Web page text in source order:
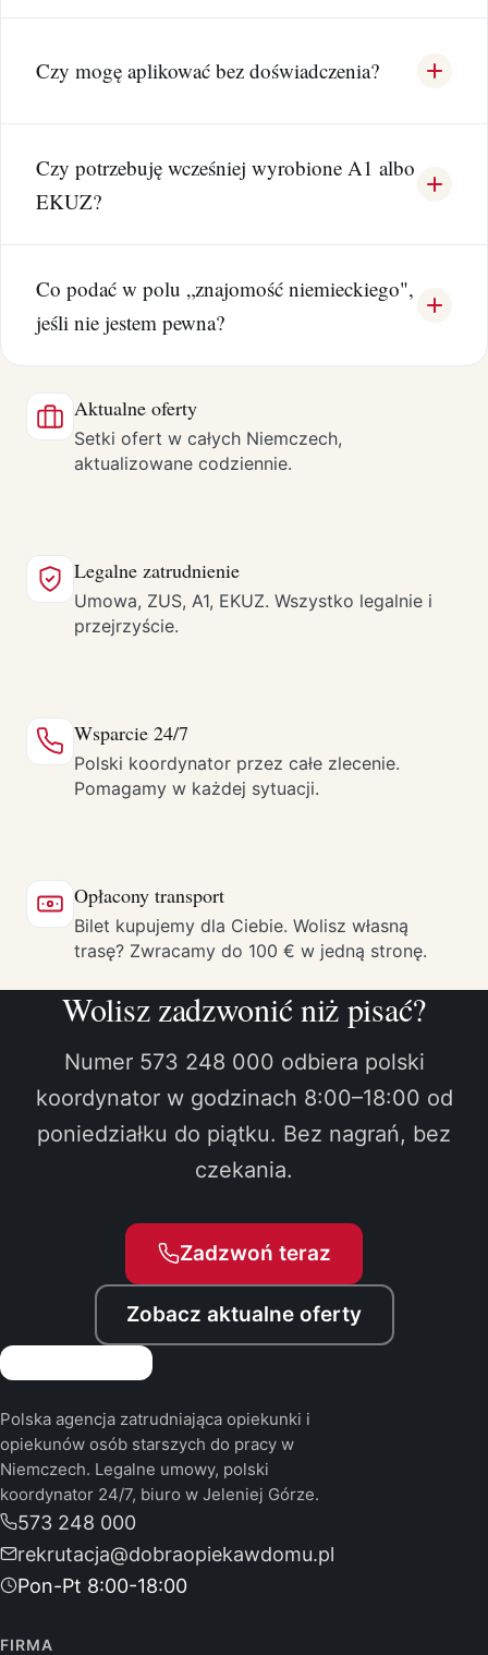
Czy mogę aplikować bez doświadczenia?
Czy potrzebuję wcześniej wyrobione A1 albo
EKUZ?
Co podać w polu „znajomość niemieckiego",
jeśli nie jestem pewna?
Aktualne oferty
Setki ofert w całych Niemczech,
aktualizowane codziennie.
Legalne zatrudnienie
Umowa, ZUS, A1, EKUZ. Wszystko legalnie i
przejrzyście.
Wsparcie 24/7
Polski koordynator przez całe zlecenie.
Pomagamy w każdej sytuacji.
Opłacony transport
Bilet kupujemy dla Ciebie. Wolisz własną
trasę? Zwracamy do 100 € w jedną stronę.
Wolisz zadzwonić niż pisać?
Numer 573 248 000 odbiera polski
koordynator w godzinach 8:00–18:00 od
poniedziałku do piątku. Bez nagrań, bez
czekania.
Zadzwoń teraz
Zobacz aktualne oferty
Polska agencja zatrudniająca opiekunki i
opiekunów osób starszych do pracy w
Niemczech. Legalne umowy, polski
koordynator 24/7, biuro w Jeleniej Górze.
573 248 000
rekrutacja@dobraopiekawdomu.pl
Pon-Pt 8:00-18:00
FIRMA